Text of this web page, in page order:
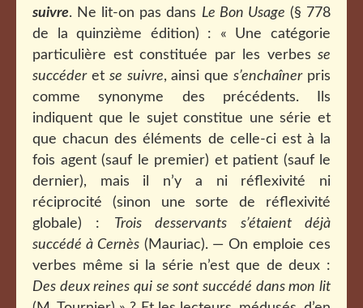
suivre. Ne lit-on pas dans Le Bon Usage (§ 778
de la quinzième édition) : « Une catégorie
particulière est constituée par les verbes se
succéderet se suivre, ainsi ques’enchaînerpris
comme synonyme des précédents. Ils
indiquent que le sujet constitue une série et
que chacun des éléments de celle-ci est à la
fois agent (sauf le premier) et patient (sauf le
dernier), mais il n’y a ni réflexivité ni
réciprocité (sinon une sorte de réflexivité
globale) : Trois desservants s’étaient déjà
succédé à Cernès(Mauriac). — On emploie ces
verbes même si la série n’est que de deux :
Des deux reines qui se sont succédé dans mon lit